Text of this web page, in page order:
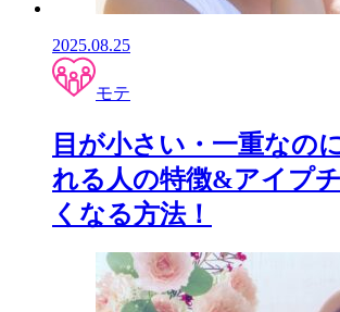
2025.08.25
モテ
目が小さい・一重なの
れる人の特徴&アイプ
くなる方法！